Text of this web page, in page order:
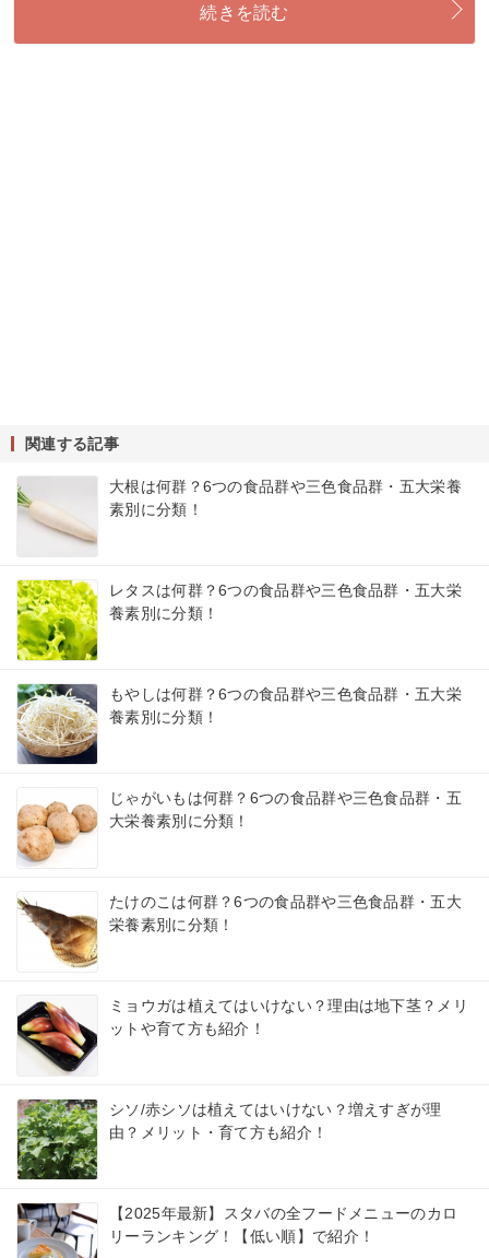
続きを読む
関連する記事
大根は何群？6つの食品群や三色食品群・五大栄養
素別に分類！
レタスは何群？6つの食品群や三色食品群・五大栄
養素別に分類！
もやしは何群？6つの食品群や三色食品群・五大栄
養素別に分類！
じゃがいもは何群？6つの食品群や三色食品群・五
大栄養素別に分類！
たけのこは何群？6つの食品群や三色食品群・五大
栄養素別に分類！
ミョウガは植えてはいけない？理由は地下茎？メリ
ットや育て方も紹介！
シソ/赤シソは植えてはいけない？増えすぎが理
由？メリット・育て方も紹介！
【2025年最新】スタバの全フードメニューのカロ
リーランキング！【低い順】で紹介！